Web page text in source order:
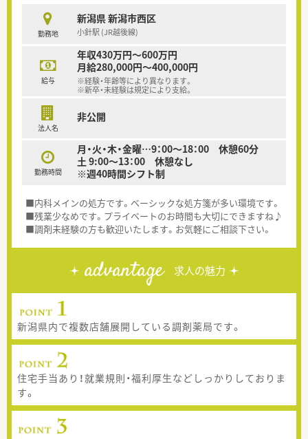
勤務地
新潟県 新潟市西区
小針駅 (JR越後線)
給与
年収430万円～600万円
月給280,000円～400,000円
※経験・年齢等により異なります。
※新卒・未経験は規定により支給。
法人名
非公開
勤務時間
月・火・木・金曜…9：00～18：00 休憩60分
土 9:00～13：00 休憩なし
※週40時間シフト制
■内科メインの処方です。ベーシックな処方箋が多い環境です。
■残業少なめです。プライベートのお時間も大切にできますね♪
■調剤未経験の方も歓迎いたします。お気軽にご相談下さい。
advantage 求人の魅力
新潟県内で複数店舗展開している調剤薬局です。
住宅手当あり！就業規則・福利厚生などしっかりしておりま
す。